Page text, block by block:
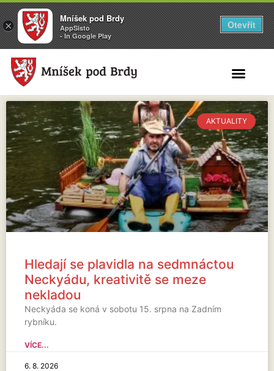
AKTUALITY
Hledají se plavidla na sedmnáctou
Neckyádu, kreativitě se meze
nekladou
Neckyáda se koná v sobotu 15. srpna na Zadním
rybníku.
VÍCE...
6. 8. 2026
×
Mníšek pod Brdy
AppSisto
- In Google Play
Otevřít